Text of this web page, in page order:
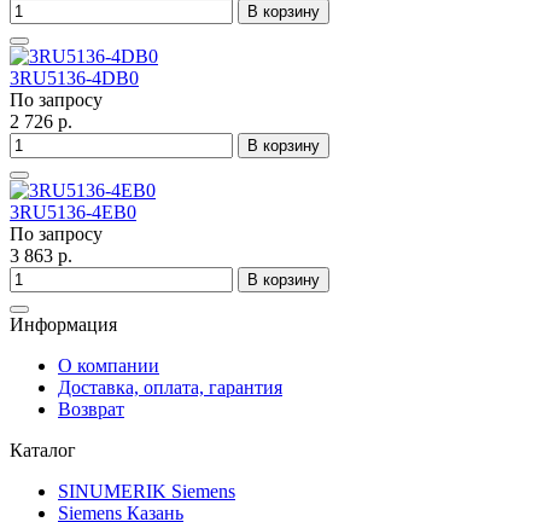
В корзину
3RU5136-4DB0
По запросу
2 726 р.
В корзину
3RU5136-4EB0
По запросу
3 863 р.
В корзину
Информация
О компании
Доставка, оплата, гарантия
Возврат
Каталог
SINUMERIK Siemens
Siemens Казань